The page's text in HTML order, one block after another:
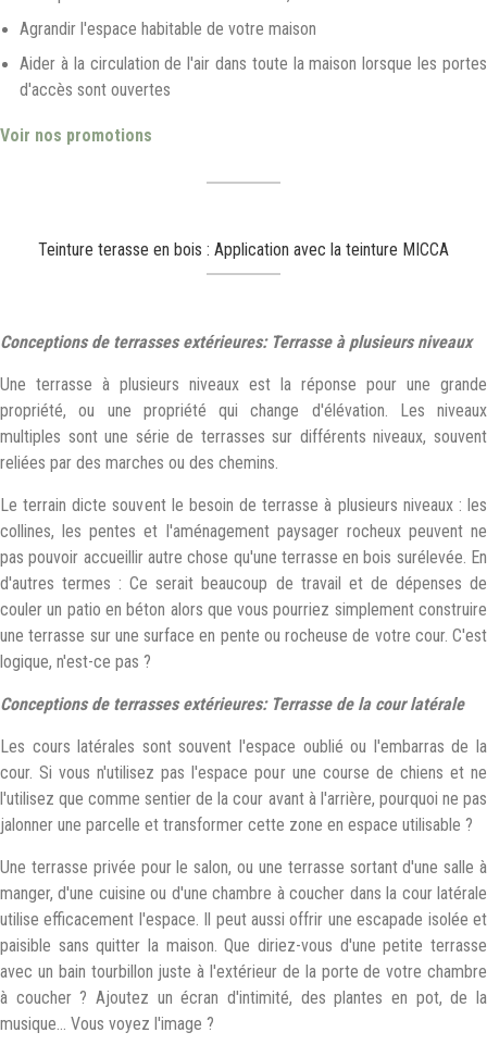
Agrandir l'espace habitable de votre maison
Aider à la circulation de l'air dans toute la maison lorsque les portes
d'accès sont ouvertes
Voir nos promotions
Teinture terasse en bois : Application avec la teinture MICCA
Conceptions de terrasses extérieures: Terrasse à plusieurs niveaux
Une terrasse à plusieurs niveaux est la réponse pour une grande
propriété, ou une propriété qui change d'élévation. Les niveaux
multiples sont une série de terrasses sur différents niveaux, souvent
reliées par des marches ou des chemins.
Le terrain dicte souvent le besoin de terrasse à plusieurs niveaux : les
collines, les pentes et l'aménagement paysager rocheux peuvent ne
pas pouvoir accueillir autre chose qu'une terrasse en bois surélevée. En
d'autres termes : Ce serait beaucoup de travail et de dépenses de
couler un patio en béton alors que vous pourriez simplement construire
une terrasse sur une surface en pente ou rocheuse de votre cour. C'est
logique, n'est-ce pas ?
Conceptions de terrasses extérieures: Terrasse de la cour latérale
Les cours latérales sont souvent l'espace oublié ou l'embarras de la
cour. Si vous n'utilisez pas l'espace pour une course de chiens et ne
l'utilisez que comme sentier de la cour avant à l'arrière, pourquoi ne pas
jalonner une parcelle et transformer cette zone en espace utilisable ?
Une terrasse privée pour le salon, ou une terrasse sortant d'une salle à
manger, d'une cuisine ou d'une chambre à coucher dans la cour latérale
utilise efficacement l'espace. Il peut aussi offrir une escapade isolée et
paisible sans quitter la maison. Que diriez-vous d'une petite terrasse
avec un bain tourbillon juste à l'extérieur de la porte de votre chambre
à coucher ? Ajoutez un écran d'intimité, des plantes en pot, de la
musique... Vous voyez l'image ?